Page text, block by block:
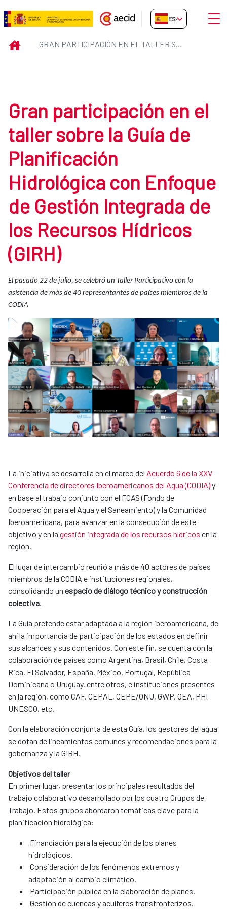
Saltar al contenido principal
Gran participación en el taller
ES-ES Abrir
INICIO GRAN PARTICIPACIÓN EN EL TALLER SOBRE LA GUÍA DE PLANIFICACIÓN HIDROLÓGICA CON ENFOQUE DE GESTIÓN INTEGRADA DE LOS RECURSOS HÍDRICOS (GIRH)
Gran participación en el
taller sobre la Guía de
Planificación
Hidrológica con Enfoque
de Gestión Integrada de
los Recursos Hídricos
(GIRH)
El pasado 22 de julio, se celebró un Taller Participativo con la
asistencia de más de 40 representantes de países miembros de la
CODIA
La iniciativa se desarrolla en el marco del Acuerdo 6 de la XXV
Conferencia de directores Iberoamericanos del Agua (CODIA)y
en base al trabajo conjunto con el FCAS (Fondo de
Cooperación para el Agua y el Saneamiento) y la Comunidad
Iberoamericana, para avanzar en la consecución de este
objetivo y en la gestión integrada de los recursos hídricos en la
región.
El lugar de intercambio reunió a más de 40 actores de países
miembros de la CODIA e instituciones regionales,
consolidando un espacio de diálogo técnico y construcción
colectiva.
La Guía pretende estar adaptada a la región iberoamericana, de
ahí la importancia de participación de los estados en definir
sus alcances y sus contenidos. Con este fin, se cuenta con la
colaboración de países como Argentina, Brasil, Chile, Costa
Rica, El Salvador, España, México, Portugal, República
Dominicana o Uruguay, entre otros, e instituciones presentes
en la región, como CAF, CEPAL, CEPE/ONU, GWP, OEA, PHI
UNESCO, etc.
Con la elaboración conjunta de esta Guía, los gestores del agua
se dotan de lineamientos comunes y recomendaciones para la
gobernanza y la GIRH.
Objetivos del taller
En primer lugar, presentar los principales resultados del
trabajo colaborativo desarrollado por los cuatro Grupos de
Trabajo. Estos grupos abordaron temáticas clave para la
planificación hidrológica:
Financiación para la ejecución de los planes
hidrológicos.
Consideración de los fenómenos extremos y
adaptación al cambio climático.
Participación pública en la elaboración de planes.
Gestión de cuencas y acuíferos transfronterizos.